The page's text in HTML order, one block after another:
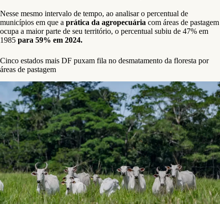
Nesse mesmo intervalo de tempo, ao analisar o percentual de
municípios em que a prática da agropecuária com áreas de pastagem
ocupa a maior parte de seu território, o percentual subiu de 47% em
1985 para 59% em 2024.
Cinco estados mais DF puxam fila no desmatamento da floresta por
áreas de pastagem